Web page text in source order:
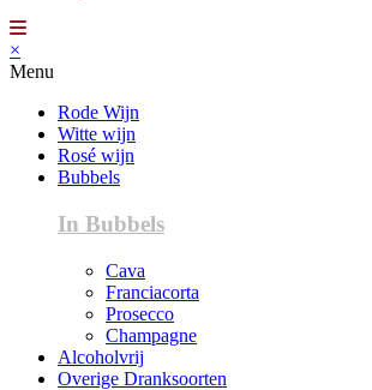
×
Menu
Rode Wijn
Witte wijn
Rosé wijn
Bubbels
In Bubbels
Cava
Franciacorta
Prosecco
Champagne
Alcoholvrij
Overige Dranksoorten